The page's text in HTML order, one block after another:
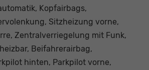
Kopfairbags,
Sitzheizung vorne,
Zentralverriegelung mit Funk,
Beifahrerairbag,
hinten, Parkpilot vorne,